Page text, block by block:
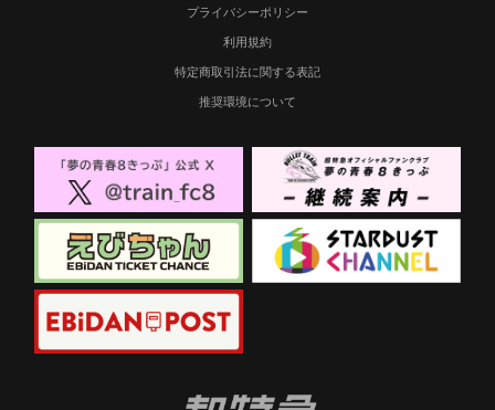
プライバシーポリシー
利用規約
特定商取引法に関する表記
推奨環境について